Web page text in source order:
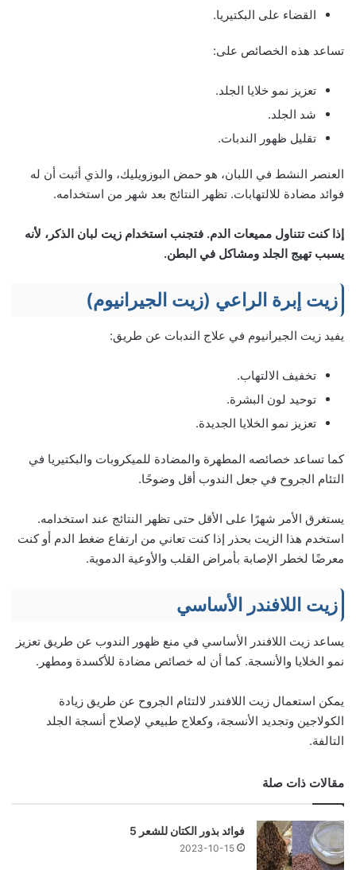
القضاء على البكتيريا.
تساعد هذه الخصائص على:
تعزيز نمو خلايا الجلد.
شد الجلد.
تقليل ظهور الندبات.
العنصر النشط في اللبان، هو حمض البوزويليك، والذي أثبت أن له
فوائد مضادة للالتهابات. تظهر النتائج بعد شهر من استخدامه.
إذا كنت تتناول مميعات الدم. فتجنب استخدام زيت لبان الذكر، لأنه
يسبب تهيج الجلد ومشاكل في البطن.
زيت إبرة الراعي (زيت الجيرانيوم)
يفيد زيت الجيرانيوم في علاج الندبات عن طريق:
تخفيف الالتهاب.
توحيد لون البشرة.
تعزيز نمو الخلايا الجديدة.
كما تساعد خصائصه المطهرة والمضادة للميكروبات والبكتيريا في
التئام الجروح في جعل الندوب أقل وضوحًا.
يستغرق الأمر شهرًا على الأقل حتى تظهر النتائج عند استخدامه.
استخدم هذا الزيت بحذر إذا كنت تعاني من ارتفاع ضغط الدم أو كنت
معرضًا لخطر الإصابة بأمراض القلب والأوعية الدموية.
زيت اللافندر الأساسي
يساعد زيت اللافندر الأساسي في منع ظهور الندوب عن طريق تعزيز
نمو الخلايا والأنسجة. كما أن له خصائص مضادة للأكسدة ومطهر.
يمكن استعمال زيت اللافندر لالتئام الجروح عن طريق زيادة
الكولاجين وتجديد الأنسجة، وكعلاج طبيعي لإصلاح أنسجة الجلد
التالفة.
مقالات ذات صلة
فوائد بذور الكتان للشعر 5
2023-10-15